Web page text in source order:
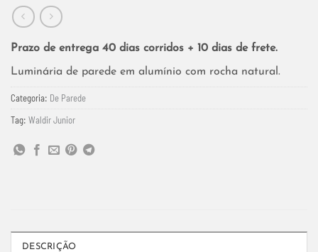
Prazo de entrega 40 dias corridos + 10 dias de frete.
Luminária de parede em alumínio com rocha natural.
Categoria: De Parede
Tag: Waldir Junior
DESCRIÇÃO